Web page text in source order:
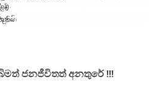
ජනජීවිතත් අනතුරේ !!!